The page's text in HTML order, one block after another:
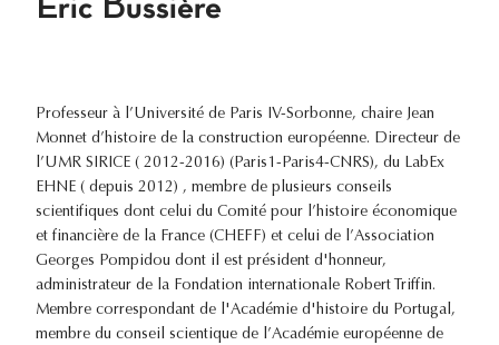
Professeur à l’Université de Paris IV-Sorbonne, chaire Jean
Monnet d’histoire de la construction européenne. Directeur de
l’UMR SIRICE ( 2012-2016) (Paris1-Paris4-CNRS), du LabEx
EHNE ( depuis 2012) , membre de plusieurs conseils
scientifiques dont celui du Comité pour l’histoire économique
et financière de la France (CHEFF) et celui de l’Association
Georges Pompidou dont il est président d'honneur,
administrateur de la Fondation internationale Robert Triffin.
Membre correspondant de l'Académie d'histoire du Portugal,
membre du conseil scientique de l’Académie européenne de